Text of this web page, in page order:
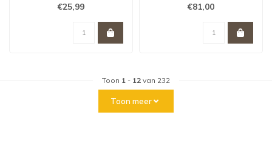
€25,99 €81,00
Toon 1 - 12 van 232
Toon meer